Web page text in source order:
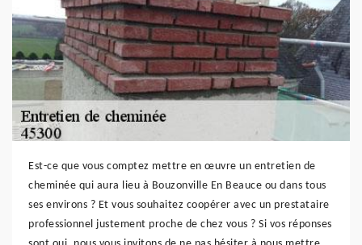
Est-ce que vous comptez mettre en œuvre un entretien de
cheminée qui aura lieu à Bouzonville En Beauce ou dans tous
ses environs ? Et vous souhaitez coopérer avec un prestataire
professionnel justement proche de chez vous ? Si vos réponses